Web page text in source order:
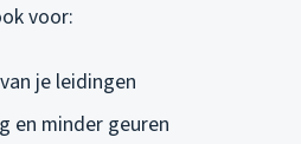
voor:
je leidingen
en minder geuren